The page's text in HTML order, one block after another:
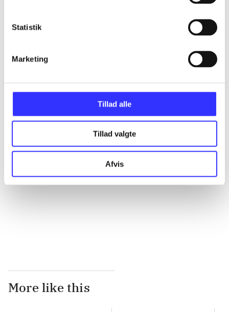
Statistik
Marketing
Tillad alle
Tillad valgte
Afvis
Articles
...
...
More like this